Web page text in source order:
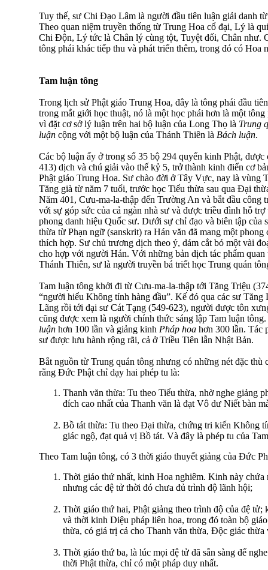
Tuy thế, sư Chi Ðạo Lâm là người đầu tiên luận giải danh
Theo quan niệm truyền thống từ Trung Hoa cổ đại, Lý là
Chi Ðộn, Lý tức là Chân lý cùng tột, Tuyệt đối, Chân như.
tông phái khác tiếp thu và phát triển thêm, trong đó có Hoa
Tam luận tông
Trong lịch sử Phật giáo Trung Hoa, đây là tông phái đầu
trong mắt giới học thuật, nó là một học phái hơn là một
vì đặt cơ sở lý luận trên hai bộ luận của Long Thọ là Trung
luận cộng với một bộ luận của Thánh Thiên là Bách luận.
Các bộ luận ấy ở trong số 35 bộ 294 quyển kinh Phật,
413) dịch và chú giải vào thế kỷ 5, trở thành kinh điển cơ
Phật giáo Trung Hoa. Sư chào đời ở Tây Vực, nay là vùng
Tăng già từ năm 7 tuổi, trước học Tiểu thừa sau qua Ðại
Năm 401, Cưu-ma-la-thập đến Trường An và bắt đầu công
với sự góp sức của cả ngàn nhà sư và được triều đình hỗ
phong danh hiệu Quốc sư. Dưới sự chỉ đạo và biên tập của
thừa từ Phạn ngữ (sanskrit) ra Hán văn đã mang một
thích hợp. Sư chủ trương dịch theo ý, dám cắt bỏ một vài
cho hợp với người Hán. Với những bản dịch tác phẩm
Thánh Thiên, sư là người truyền bá triết học Trung quán
Tam luận tông khởi đi từ Cưu-ma-la-thập tới Tăng Triệu
“người hiểu Không tính hàng đầu”. Kế đó qua các sư Tăng
Lãng rồi tới đại sư Cát Tạng (549-623), người được tôn
cũng được xem là người chính thức sáng lập Tam luận
luận hơn 100 lần và giảng kinh Pháp hoa hơn 300 lần. Tác
sư được lưu hành rộng rãi, cả ở Triều Tiên lẫn Nhật Bản.
Bắt nguồn từ Trung quán tông nhưng có những nét đặc thù
rằng Ðức Phật chỉ dạy hai phép tu là:
Thanh văn thừa: Tu theo Tiểu thừa, nhờ nghe giảng
đích cao nhất của Thanh văn là đạt Vô dư Niết bàn
Bồ tát thừa: Tu theo Ðại thừa, chứng tri kiến Không
giác ngộ, đạt quả vị Bồ tát. Và đây là phép tu của
Theo Tam luận tông, có 3 thời giáo thuyết giảng của Ðức
Thời giáo thứ nhất, kinh Hoa nghiêm. Kinh này
nhưng các đệ tử thời đó chưa đủ trình độ lãnh hội;
Thời giáo thứ hai, Phật giảng theo trình độ của đệ
và thời kinh Diệu pháp liên hoa, trong đó toàn bộ
thừa, có giá trị cả cho Thanh văn thừa, Ðộc giác thừa
Thời giáo thứ ba, là lúc mọi đệ tử đã sẵn sàng để
thời Phật thừa, chỉ có một pháp duy nhất.